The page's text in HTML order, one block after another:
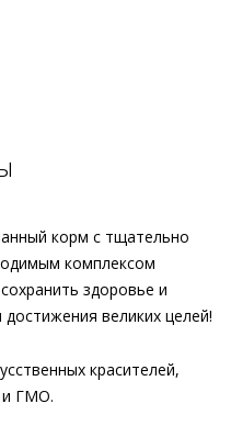
корм с тщательно
комплексом
здоровье и
великих целей!
красителей,
и ГМО.